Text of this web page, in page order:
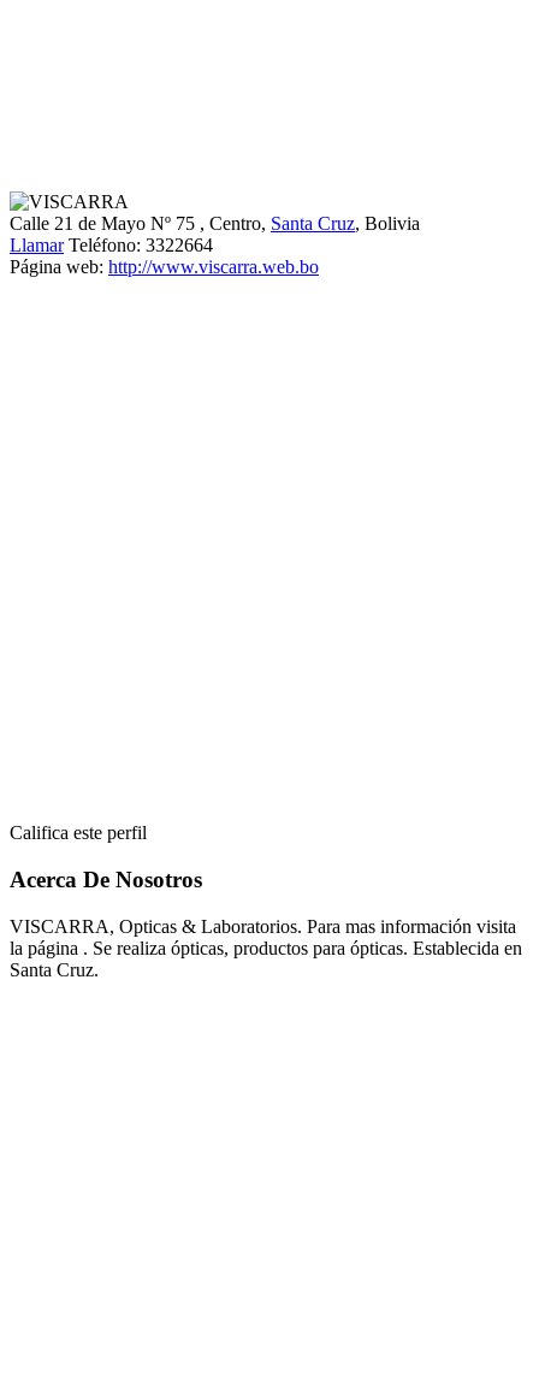
Calle 21 de Mayo Nº 75 , Centro, Santa Cruz, Bolivia
Llamar Teléfono: 3322664
Página web: http://www.viscarra.web.bo
Califica este perfil
Acerca De Nosotros
VISCARRA, Opticas & Laboratorios. Para mas información visita
la página . Se realiza ópticas, productos para ópticas. Establecida en
Santa Cruz.